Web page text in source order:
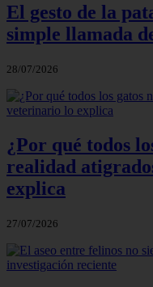
El gesto de la
simple llamada
28/07/2026
¿Por qué todos
realidad
explica
27/07/2026